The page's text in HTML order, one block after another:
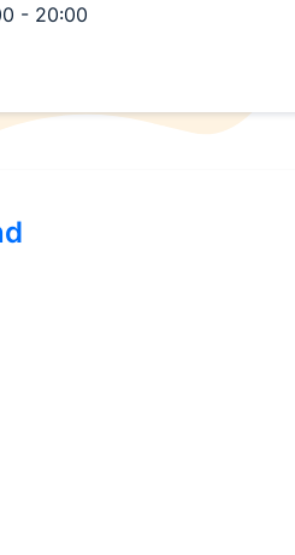
- 20:00